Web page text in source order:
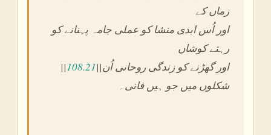
زماں کے
اور اُس ابدی منشا کو عملی جامہ پہنانے کو
رہتے کوشاں
||108.21||اور گھڑنے کو زندگی روحانی اُن
شکلوں میں جو ہیں فانی۔